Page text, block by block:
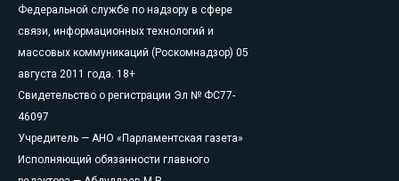
Федеральной службе по надзору в сфере
связи, информационных технологий и
массовых коммуникаций (Роскомнадзор) 05
августа 2011 года. 18+
Свидетельство о регистрации Эл № ФС77-
46097
Учредитель — АНО «Парламентская газета»
Исполняющий обязанности главного